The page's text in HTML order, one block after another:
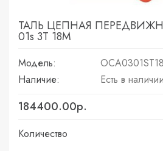
ТАЛЬ ЦЕПНАЯ
01s 3Т 18М
Модель:
Наличие:
Есть в наличии
184400.00р.
Количество